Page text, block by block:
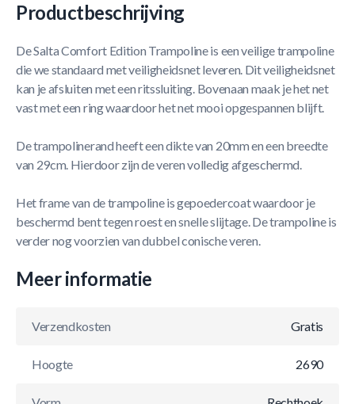
Productbeschrijving
De Salta Comfort Edition Trampoline is een veilige trampoline
die we standaard met veiligheidsnet leveren. Dit veiligheidsnet
kan je afsluiten met een ritssluiting. Bovenaan maak je het net
vast met een ring waardoor het net mooi opgespannen blijft.
De trampolinerand heeft een dikte van 20mm en een breedte
van 29cm. Hierdoor zijn de veren volledig afgeschermd.
Het frame van de trampoline is gepoedercoat waardoor je
beschermd bent tegen roest en snelle slijtage. De trampoline is
verder nog voorzien van dubbel conische veren.
Meer informatie
Verzendkosten Gratis
Hoogte 2690